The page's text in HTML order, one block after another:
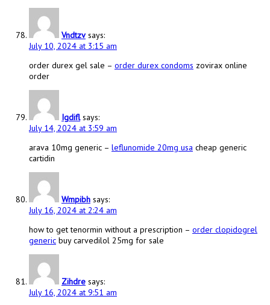
Vndtzv says:
July 10, 2024 at 3:15 am
order durex gel sale – order durex condoms zovirax online
order
Igdifl says:
July 14, 2024 at 3:59 am
arava 10mg generic – leflunomide 20mg usa cheap generic
cartidin
Wmpibh says:
July 16, 2024 at 2:24 am
how to get tenormin without a prescription – order clopidogrel
generic buy carvedilol 25mg for sale
Zihdre says:
July 16, 2024 at 9:51 am